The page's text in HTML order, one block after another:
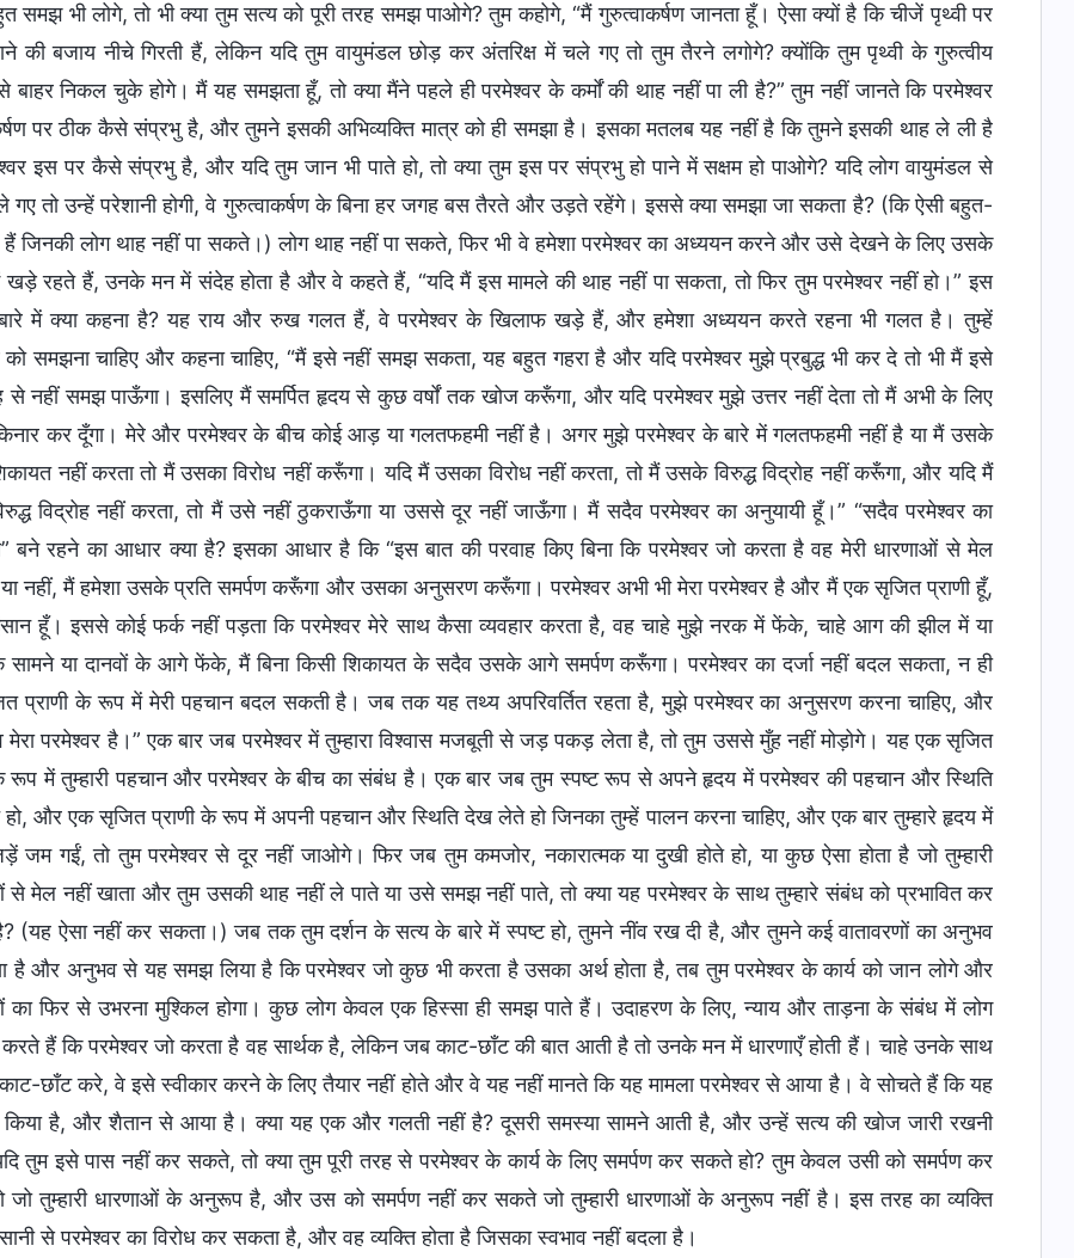
समझ भी लोगे, तो भी क्या तुम सत्य को पूरी तरह समझ पाओगे? तुम कहोगे, “मैं गुरुत्वाकर्षण जानता हूँ। ऐसा क्यों है कि चीजें पृथ्वी पर
की बजाय नीचे गिरती हैं, लेकिन यदि तुम वायुमंडल छोड़ कर अंतरिक्ष में चले गए तो तुम तैरने लगोगे? क्योंकि तुम पृथ्वी के गुरुत्वीय
बाहर निकल चुके होगे। मैं यह समझता हूँ, तो क्या मैंने पहले ही परमेश्वर के कर्मों की थाह नहीं पा ली है?” तुम नहीं जानते कि परमेश्वर
पर ठीक कैसे संप्रभु है, और तुमने इसकी अभिव्यक्ति मात्र को ही समझा है। इसका मतलब यह नहीं है कि तुमने इसकी थाह ले ली है
इस पर कैसे संप्रभु है, और यदि तुम जान भी पाते हो, तो क्या तुम इस पर संप्रभु हो पाने में सक्षम हो पाओगे? यदि लोग वायुमंडल से
गए तो उन्हें परेशानी होगी, वे गुरुत्वाकर्षण के बिना हर जगह बस तैरते और उड़ते रहेंगे। इससे क्या समझा जा सकता है? (कि ऐसी बहुत-
हैं जिनकी लोग थाह नहीं पा सकते।) लोग थाह नहीं पा सकते, फिर भी वे हमेशा परमेश्वर का अध्ययन करने और उसे देखने के लिए उसके
खड़े रहते हैं, उनके मन में संदेह होता है और वे कहते हैं, “यदि मैं इस मामले की थाह नहीं पा सकता, तो फिर तुम परमेश्वर नहीं हो।” इस
में क्या कहना है? यह राय और रुख गलत हैं, वे परमेश्वर के खिलाफ खड़े हैं, और हमेशा अध्ययन करते रहना भी गलत है। तुम्हें
को समझना चाहिए और कहना चाहिए, “मैं इसे नहीं समझ सकता, यह बहुत गहरा है और यदि परमेश्वर मुझे प्रबुद्ध भी कर दे तो भी मैं इसे
से नहीं समझ पाऊँगा। इसलिए मैं समर्पित हृदय से कुछ वर्षों तक खोज करूँगा, और यदि परमेश्वर मुझे उत्तर नहीं देता तो मैं अभी के लिए
कर दूँगा। मेरे और परमेश्वर के बीच कोई आड़ या गलतफहमी नहीं है। अगर मुझे परमेश्वर के बारे में गलतफहमी नहीं है या मैं उसके
नहीं करता तो मैं उसका विरोध नहीं करूँगा। यदि मैं उसका विरोध नहीं करता, तो मैं उसके विरुद्ध विद्रोह नहीं करूँगा, और यदि मैं
विद्रोह नहीं करता, तो मैं उसे नहीं ठुकराऊँगा या उससे दूर नहीं जाऊँगा। मैं सदैव परमेश्वर का अनुयायी हूँ।” “सदैव परमेश्वर का
बने रहने का आधार क्या है? इसका आधार है कि “इस बात की परवाह किए बिना कि परमेश्वर जो करता है वह मेरी धारणाओं से मेल
नहीं, मैं हमेशा उसके प्रति समर्पण करूँगा और उसका अनुसरण करूँगा। परमेश्वर अभी भी मेरा परमेश्वर है और मैं एक सृजित प्राणी हूँ,
हूँ। इससे कोई फर्क नहीं पड़ता कि परमेश्वर मेरे साथ कैसा व्यवहार करता है, वह चाहे मुझे नरक में फेंके, चाहे आग की झील में या
सामने या दानवों के आगे फेंके, मैं बिना किसी शिकायत के सदैव उसके आगे समर्पण करूँगा। परमेश्वर का दर्जा नहीं बदल सकता, न ही
प्राणी के रूप में मेरी पहचान बदल सकती है। जब तक यह तथ्य अपरिवर्तित रहता है, मुझे परमेश्वर का अनुसरण करना चाहिए, और
परमेश्वर है।” एक बार जब परमेश्वर में तुम्हारा विश्वास मजबूती से जड़ पकड़ लेता है, तो तुम उससे मुँह नहीं मोड़ोगे। यह एक सृजित
रूप में तुम्हारी पहचान और परमेश्वर के बीच का संबंध है। एक बार जब तुम स्पष्ट रूप से अपने हृदय में परमेश्वर की पहचान और स्थिति
और एक सृजित प्राणी के रूप में अपनी पहचान और स्थिति देख लेते हो जिनका तुम्हें पालन करना चाहिए, और एक बार तुम्हारे हृदय में
जम गईं, तो तुम परमेश्वर से दूर नहीं जाओगे। फिर जब तुम कमजोर, नकारात्मक या दुखी होते हो, या कुछ ऐसा होता है जो तुम्हारी
से मेल नहीं खाता और तुम उसकी थाह नहीं ले पाते या उसे समझ नहीं पाते, तो क्या यह परमेश्वर के साथ तुम्हारे संबंध को प्रभावित कर
(यह ऐसा नहीं कर सकता।) जब तक तुम दर्शन के सत्य के बारे में स्पष्ट हो, तुमने नींव रख दी है, और तुमने कई वातावरणों का अनुभव
है और अनुभव से यह समझ लिया है कि परमेश्वर जो कुछ भी करता है उसका अर्थ होता है, तब तुम परमेश्वर के कार्य को जान लोगे और
का फिर से उभरना मुश्किल होगा। कुछ लोग केवल एक हिस्सा ही समझ पाते हैं। उदाहरण के लिए, न्याय और ताड़ना के संबंध में लोग
करते हैं कि परमेश्वर जो करता है वह सार्थक है, लेकिन जब काट-छाँट की बात आती है तो उनके मन में धारणाएँ होती हैं। चाहे उनके साथ
छाँट करे, वे इसे स्वीकार करने के लिए तैयार नहीं होते और वे यह नहीं मानते कि यह मामला परमेश्वर से आया है। वे सोचते हैं कि यह
किया है, और शैतान से आया है। क्या यह एक और गलती नहीं है? दूसरी समस्या सामने आती है, और उन्हें सत्य की खोज जारी रखनी
तुम इसे पास नहीं कर सकते, तो क्या तुम पूरी तरह से परमेश्वर के कार्य के लिए समर्पण कर सकते हो? तुम केवल उसी को समर्पण कर
जो तुम्हारी धारणाओं के अनुरूप है, और उस को समर्पण नहीं कर सकते जो तुम्हारी धारणाओं के अनुरूप नहीं है। इस तरह का व्यक्ति
से परमेश्वर का विरोध कर सकता है, और वह व्यक्ति होता है जिसका स्वभाव नहीं बदला है।